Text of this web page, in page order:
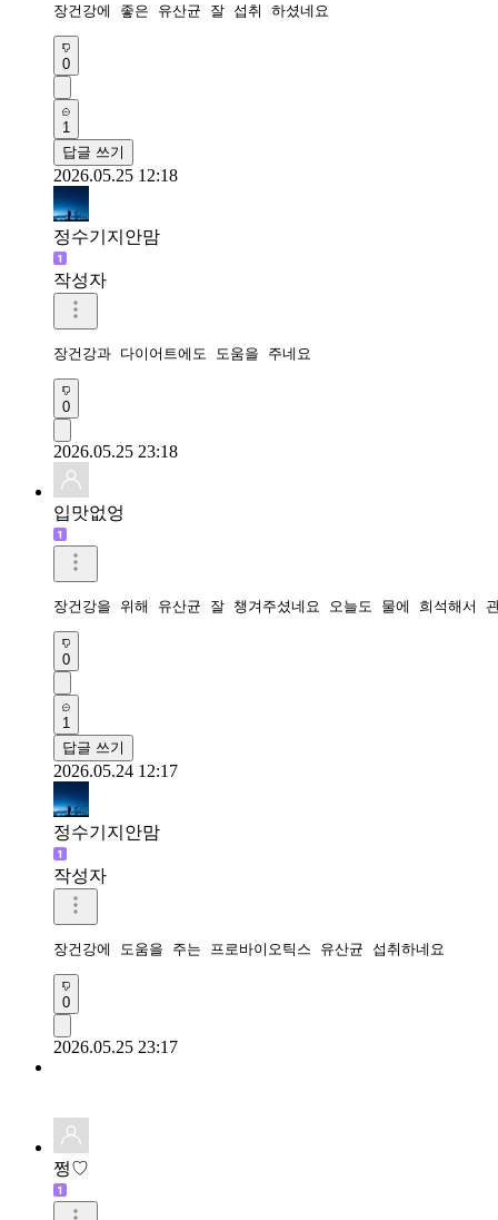
장건강에 좋은 유산균 잘 섭취 하셨네요
0
1
답글 쓰기
2026.05.25 12:18
정수기지안맘
작성자
장건강과 다이어트에도 도움을 주네요
0
2026.05.25 23:18
입맛없엉
장건강을 위해 유산균 잘 챙겨주셨네요 오늘도 물에 희석해서
0
1
답글 쓰기
2026.05.24 12:17
정수기지안맘
작성자
장건강에 도움을 주는 프로바이오틱스 유산균 섭취하네요
0
2026.05.25 23:17
쩡♡